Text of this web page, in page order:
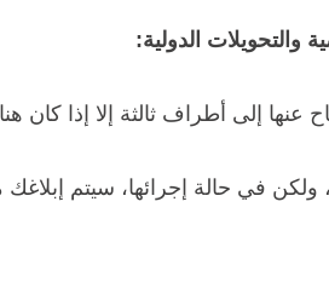
والتحويلات الدولية:
عنها إلى أطراف ثالثة إلا إذا كان
ولكن في حالة إجرائها، سيتم